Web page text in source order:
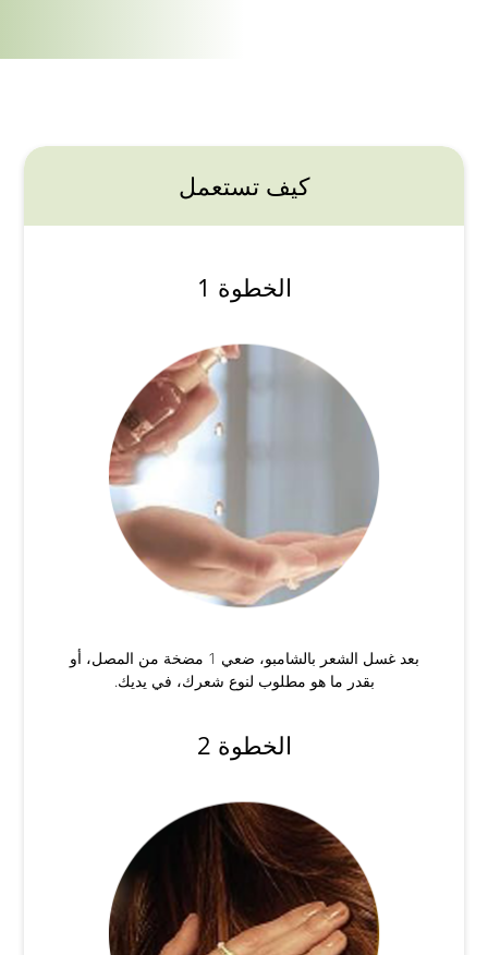
كيف تستعمل
الخطوة 1
بعد غسل الشعر بالشامبو، ضعي 1 مضخة من المصل، أو
بقدر ما هو مطلوب لنوع شعرك، في يديك.
الخطوة 2